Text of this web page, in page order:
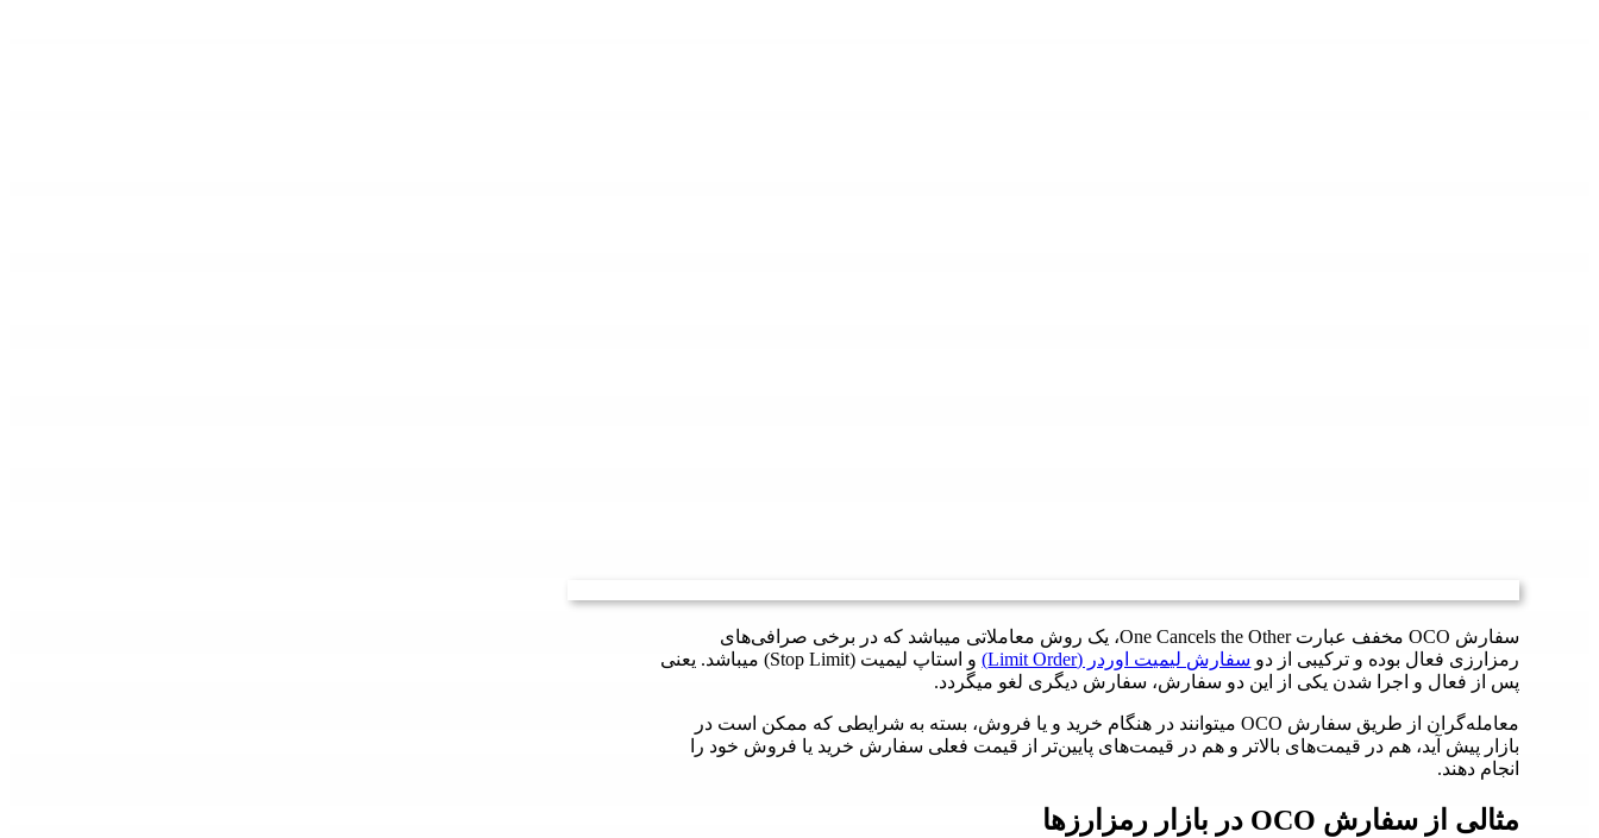
سفارش OCO مخفف عبارت One Cancels the Other، یک روش معاملاتی میباشد که در برخی صرافی‌های
رمزارزی فعال بوده و ترکیبی از دو سفارش لیمیت اوردر (Limit Order)
و استاپ لیمیت (Stop Limit) میباشد. یعنی
پس از فعال و اجرا شدن یکی از این دو سفارش، سفارش دیگری لغو میگردد.
معامله‌گران از طریق سفارش OCO میتوانند در هنگام خرید و یا فروش، بسته به شرایطی که ممکن است در
بازار پیش آید، هم در قیمت‌های بالاتر و هم در قیمت‌های پایین‌تر از قیمت فعلی سفارش خرید یا فروش خود را
انجام دهند.
مثالی از سفارش OCO در بازار رمزارزها